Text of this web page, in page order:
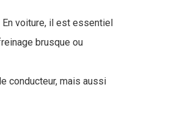
voiture, il est essentiel
brusque ou
conducteur, mais aussi